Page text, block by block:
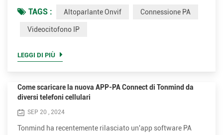
PA System Lite e Audio Manager, attraverso di essi per
controllare altoparlante IP, altoparlante Onvif, gateway di
Pe...
TAGS : Altoparlante Onvif Connessione PA
Videocitofono IP
LEGGI DI PIÙ
Come scaricare la nuova APP-PA Connect di Tonmind da
diversi telefoni cellulari
SEP 20 , 2024
Tonmind ha recentemente rilasciato un'app software PA